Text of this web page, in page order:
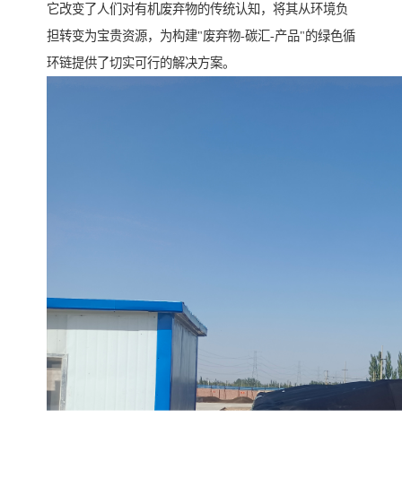
它改变了人们对有机废弃物的传统认知，将其从环境负
担转变为宝贵资源，为构建"废弃物-碳汇-产品"的绿色循
环链提供了切实可行的解决方案。